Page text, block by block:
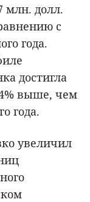
млн. долл.
с
года.
достигла
выше, чем
года.
увеличил